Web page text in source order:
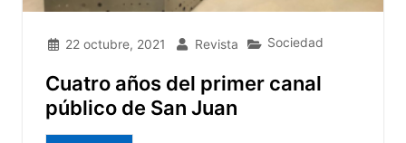
22 octubre, 2021 Revista Sociedad
Cuatro años del primer canal
público de San Juan